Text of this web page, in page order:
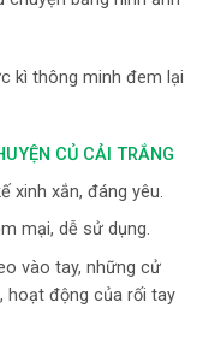
kì thông minh đem lại
CỦ CẢI TRẮNG
xinh xắn, đáng yêu.
mại, dễ sử dụng.
vào tay, những cử
hoạt động của rối tay